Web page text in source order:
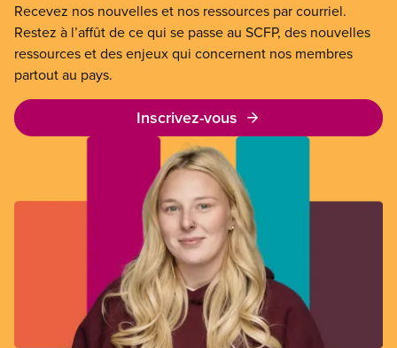
Recevez nos nouvelles et nos ressources par courriel.
Restez à l’affût de ce qui se passe au SCFP, des nouvelles
ressources et des enjeux qui concernent nos membres
partout au pays.
Inscrivez-vous